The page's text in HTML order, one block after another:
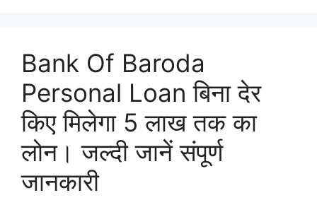
Bank Of Baroda
Personal Loan बिना देर
किए मिलेगा 5 लाख तक का
लोन। जल्दी जानें संपूर्ण
जानकारी